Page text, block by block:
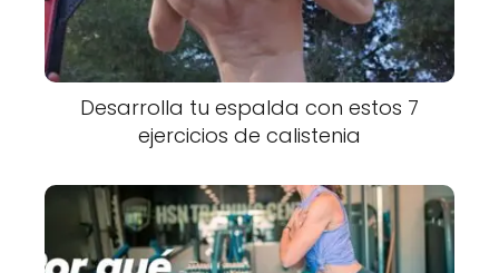
Desarrolla tu espalda con estos 7
ejercicios de calistenia